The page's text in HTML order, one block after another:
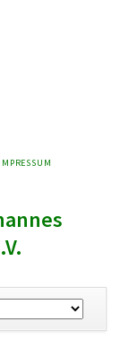
IMPRESSUM